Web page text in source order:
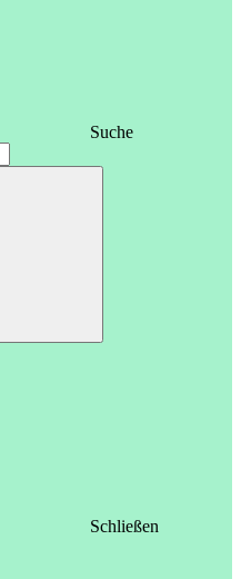
Suche
Schließen